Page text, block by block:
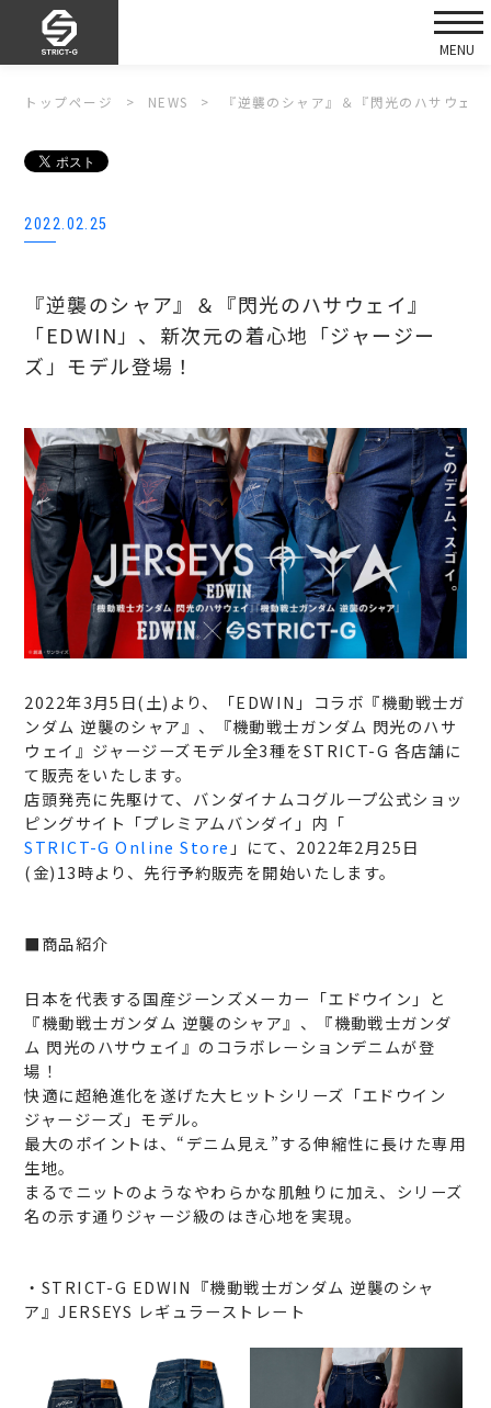
トップページ NEWS 『逆襲のシャア』＆『閃光のハサウェ
2022.02.25
『逆襲のシャア』＆『閃光のハサウェイ』
「EDWIN」、新次元の着心地「ジャージー
ズ」モデル登場！
2022年3月5日(土)より、「EDWIN」コラボ『機動戦士ガ
ンダム 逆襲のシャア』、『機動戦士ガンダム 閃光のハサ
ウェイ』ジャージーズモデル全3種をSTRICT-G 各店舗に
て販売をいたします。
店頭発売に先駆けて、バンダイナムコグループ公式ショッ
ピングサイト「プレミアムバンダイ」内「
STRICT-G Online Store 」にて、2022年2月25日
(金)13時より、先行予約販売を開始いたします。
■商品紹介
日本を代表する国産ジーンズメーカー「エドウイン」と
『機動戦士ガンダム 逆襲のシャア』、『機動戦士ガンダ
ム 閃光のハサウェイ』のコラボレーションデニムが登
場！
快適に超絶進化を遂げた大ヒットシリーズ「エドウイン
ジャージーズ」モデル。
最大のポイントは、“デニム見え”する伸縮性に長けた専用
生地。
まるでニットのようなやわらかな肌触りに加え、シリーズ
名の示す通りジャージ級のはき心地を実現。
・STRICT-G EDWIN『機動戦士ガンダム 逆襲のシャ
ア』JERSEYS レギュラーストレート